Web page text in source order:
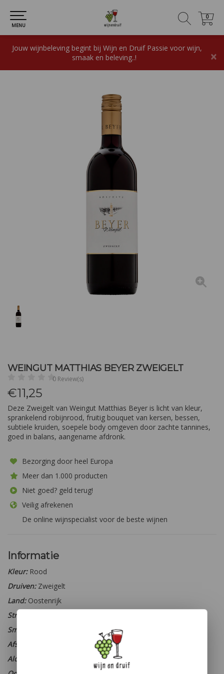
0
0
MENU
Jouw wijnbeleving begint bij Wijn en Druif Passie voor wijn,
smaak en beleving..!
×
WEINGUT MATTHIAS BEYER ZWEIGELT
0 Review(s)
€11,25
Deze Zweigelt van Weingut Matthias Beyer is licht van kleur,
sprankelend robijnrood, fruitig bouquet van kersen, bessen,
subtiele kruiden, soepele body omgeven door zachte tannines,
goed in balans, aangename afdronk.
Bezorging door heel Europa
Meer dan 1.000 producten
Niet goed? geld terug!
Veilig afrekenen
De online wijnspecialist voor de beste wijnen
Informatie
Kleur: Rood
Druiven:Zweigelt
Land:Oostenrijk
Streek:
Smaaktype:
Afsluiting:
Alcohol percentage: